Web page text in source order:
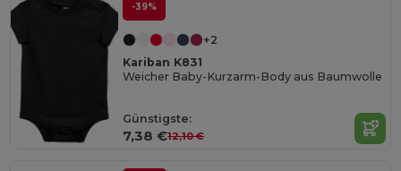
-39%
+2
Kariban K831
Weicher Baby-Kurzarm-Body aus Baumwolle
Günstigste:
7,38 €12,10 €